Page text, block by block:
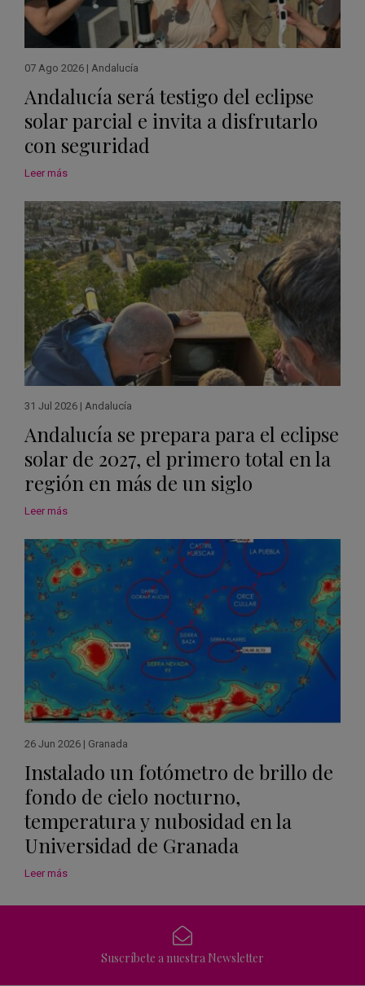
07 Ago 2026 | Andalucía
Andalucía será testigo del eclipse
solar parcial e invita a disfrutarlo
con seguridad
Leer más
31 Jul 2026 | Andalucía
Andalucía se prepara para el eclipse
solar de 2027, el primero total en la
región en más de un siglo
Leer más
26 Jun 2026 | Granada
Instalado un fotómetro de brillo de
fondo de cielo nocturno,
temperatura y nubosidad en la
Universidad de Granada
Leer más
Suscríbete a nuestra Newsletter